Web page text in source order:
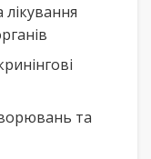
та